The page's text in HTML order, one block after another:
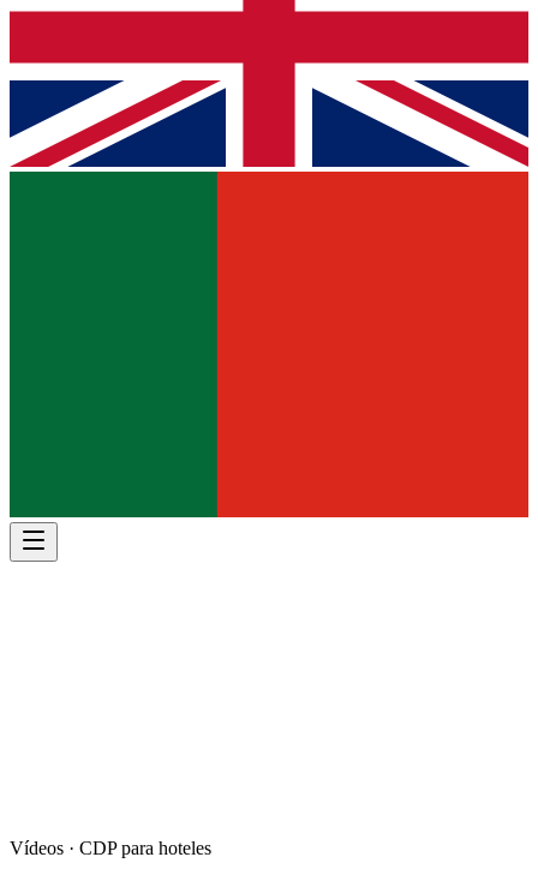
Vídeos · CDP para hoteles